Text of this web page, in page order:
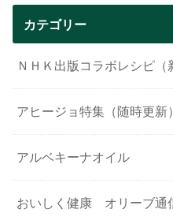
カテゴリー
ＮＨＫ出版コラボレシピ（
アヒージョ特集（随時更新）
アルベキーナオイル
おいしく健康 オリーブ通